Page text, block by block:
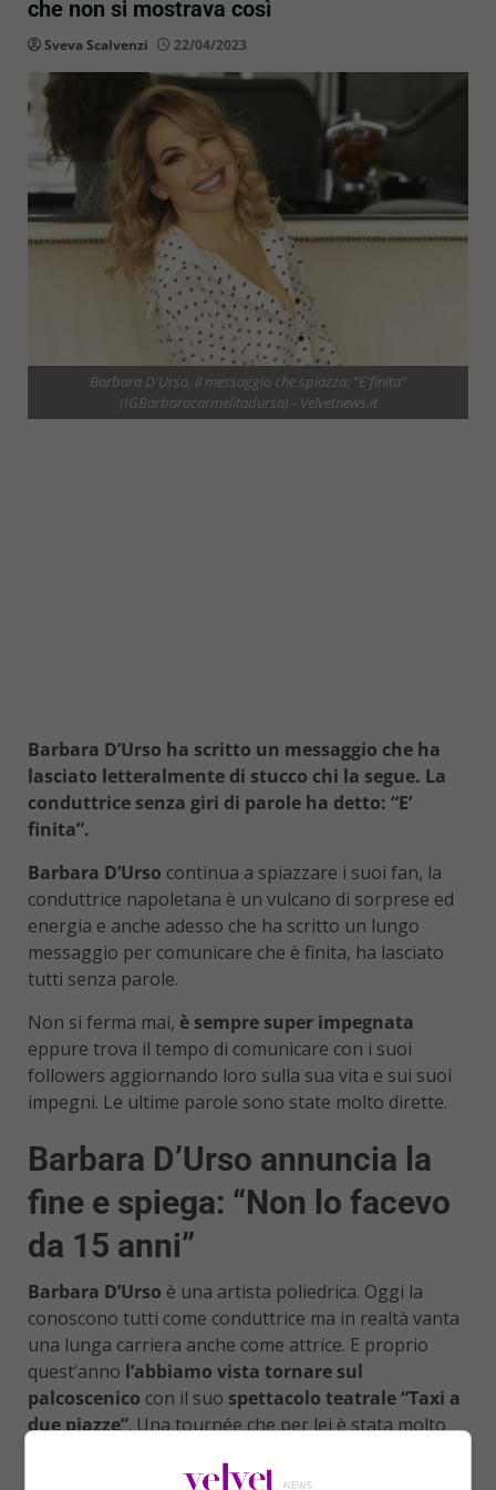
che non si mostrava così
Sveva Scalvenzi 22/04/2023
Barbara D'Urso, il messaggio che spiazza: "E'finita"
(IGBarbaracarmelitadurso) - Velvetnews.it
Barbara D’Urso ha scritto un messaggio che ha
lasciato letteralmente di stucco chi la segue. La
conduttrice senza giri di parole ha detto: “E’
finita”.
Barbara D’Urso continua a spiazzare i suoi fan, la
conduttrice napoletana è un vulcano di sorprese ed
energia e anche adesso che ha scritto un lungo
messaggio per comunicare che è finita, ha lasciato
tutti senza parole.
Non si ferma mai, è sempre super impegnata
eppure trova il tempo di comunicare con i suoi
followers aggiornando loro sulla sua vita e sui suoi
impegni. Le ultime parole sono state molto dirette.
Barbara D’Urso annuncia la
fine e spiega: “Non lo facevo
da 15 anni”
Barbara D’Urso è una artista poliedrica. Oggi la
conoscono tutti come conduttrice ma in realtà vanta
una lunga carriera anche come attrice. E proprio
quest’anno l’abbiamo vista tornare sul
palcoscenico con il suo spettacolo teatrale “Taxi a
due piazze”. Una tournée che per lei è stata molto